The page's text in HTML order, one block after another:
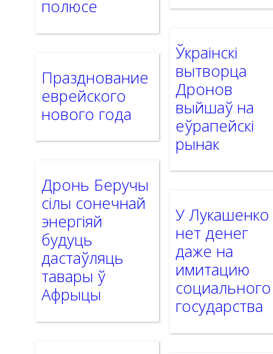
полюсе
Празднование
еврейского
нового года
Дронь Беручы
сілы сонечнай
энергіяй
будуць
дастаўляць
тавары ў
Афрыцы
Ўкраінскі
вытворца
Дронов
выйшаў на
еўрапейскі
рынак
У Лукашенко
нет денег
даже на
имитацию
социального
государства